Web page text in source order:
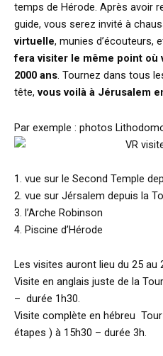
temps de Hérode. Après avoir
guide, vous serez invité à
virtuelle, munies d’écouteurs,
fera visiter le même point où
2000 ans. Tournez dans tous
tête, vous voilà à Jérusalem
Par exemple : photos
1. vue sur le Second Temple
2. vue sur Jérsalem depuis la
3. l’Arche Robinson
4. Piscine d’Hérode
Les visites auront lieu du 25 au
Visite en anglais juste de la
– durée 1h30.
Visite complète en hébreu Tour
étapes ) à 15h30 – durée 3h.